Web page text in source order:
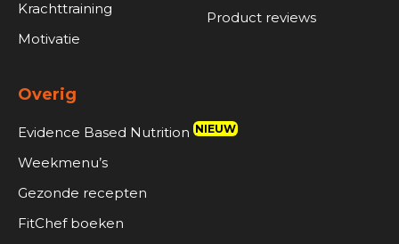
Krachttraining
Motivatie
Product reviews
Overig
Evidence Based Nutrition NIEUW
Weekmenu’s
Gezonde recepten
FitChef boeken